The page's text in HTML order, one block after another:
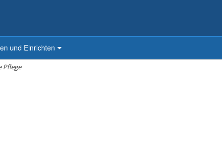
und Einrichten
Pflege